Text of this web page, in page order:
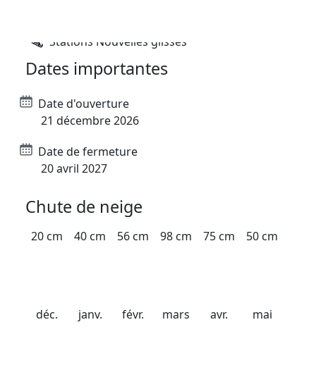
Stations Nouvelles glisses
Dates importantes
Date d'ouverture
21 décembre 2026
Date de fermeture
20 avril 2027
Chute de neige
20 cm
déc.
40 cm
janv.
56 cm
févr.
98 cm
mars
75 cm
avr.
50 cm
mai